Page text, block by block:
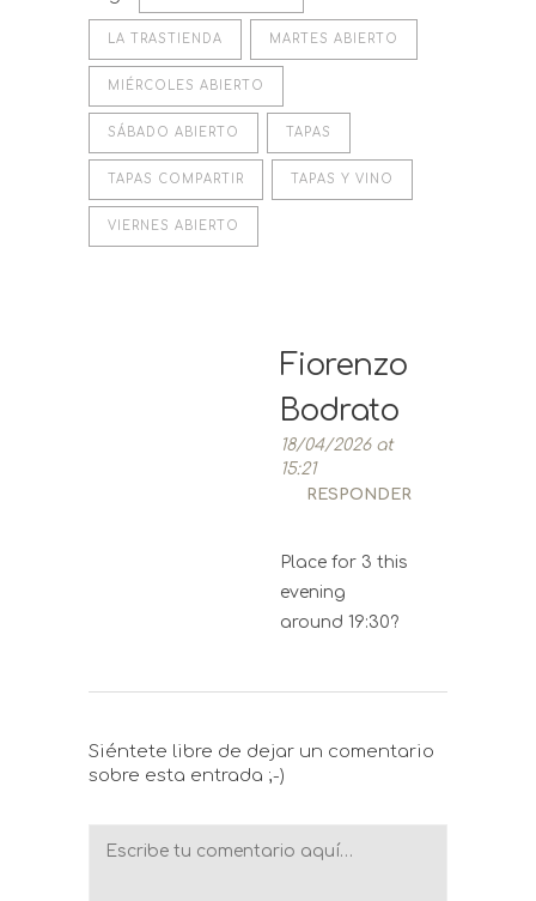
LA TRASTIENDA MARTES ABIERTO
MIÉRCOLES ABIERTO
SÁBADO ABIERTO TAPAS
TAPAS COMPARTIR TAPAS Y VINO
VIERNES ABIERTO
Fiorenzo
Bodrato
18/04/2026 at
15:21
RESPONDER
Place for 3 this
evening
around 19:30?
Siéntete libre de dejar un comentario
sobre esta entrada ;-)